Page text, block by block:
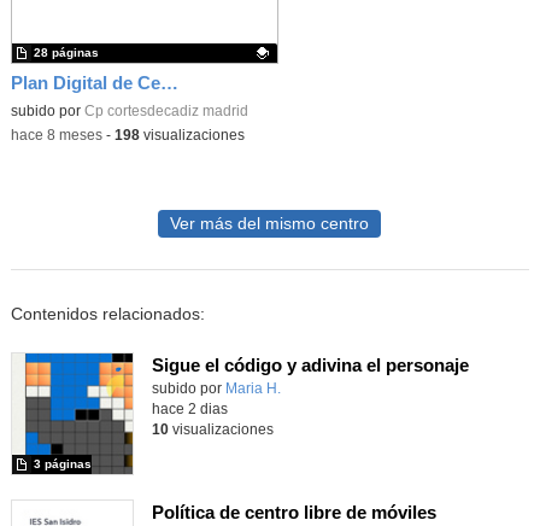
Plan Digital de Centro 2025-2026
Contenido educativo.
subido por Cp cortesdecadiz madrid
28 páginas
-hace 8 meses- 198visualizaciones
Ver más del mismo centro
Contenidos relacionados:
Sigue el código y adivina el personaje
Contenido educativo.
subido por Maria H.
3 páginas
hace 2 dias
10visualizaciones
Política de centro libre de móviles